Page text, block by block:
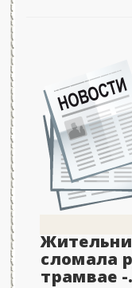
сломала
трамвае -